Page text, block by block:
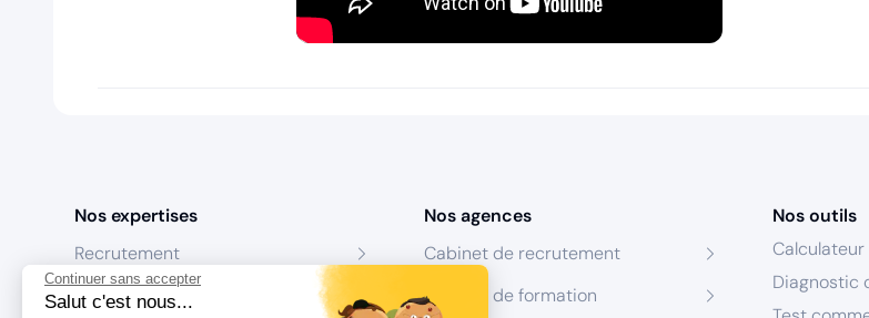
Continuer sans accepter
Salut c'est nous...
Nos expertises
Recrutement
Formation
Nos agences
Cabinet de recrutement
Centres de formation
Nos outils
Diagnostic